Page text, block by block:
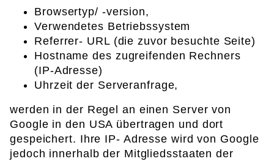
Browsertyp/ -version,
Verwendetes Betriebssystem
Referrer- URL (die zuvor besuchte Seite)
Hostname des zugreifenden Rechners
(IP-Adresse)
Uhrzeit der Serveranfrage,
werden in der Regel an einen Server von
Google in den USA übertragen und dort
gespeichert. Ihre IP- Adresse wird von Google
jedoch innerhalb der Mitgliedsstaaten der